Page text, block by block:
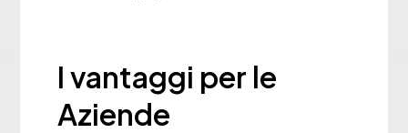
I vantaggi per le
Aziende